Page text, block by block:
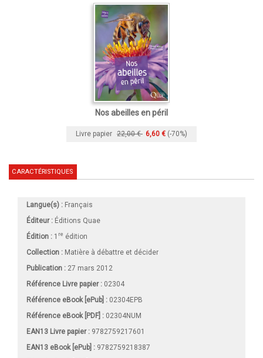
Nos abeilles en péril
Livre papier 22,00 € 6,60 € (-70%)
CARACTÉRISTIQUES
Langue(s) : Français
Éditeur : Éditions Quae
Édition : 1 re édition
Collection : Matière à débattre et décider
Publication : 27 mars 2012
Référence Livre papier : 02304
Référence eBook [ePub] : 02304EPB
Référence eBook [PDF] : 02304NUM
EAN13 Livre papier : 9782759217601
EAN13 eBook [ePub] : 9782759218387